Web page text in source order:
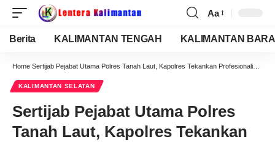
Aa
Berita KALIMANTAN TENGAH KALIMANTAN
Home Sertijab Pejabat Utama Polres Tanah Laut, Kapolres Tekankan Profesionalisme dan Integritas
KALIMANTAN SELATAN
Sertijab Pejabat Utama Polres
Tanah Laut, Kapolres Tekankan